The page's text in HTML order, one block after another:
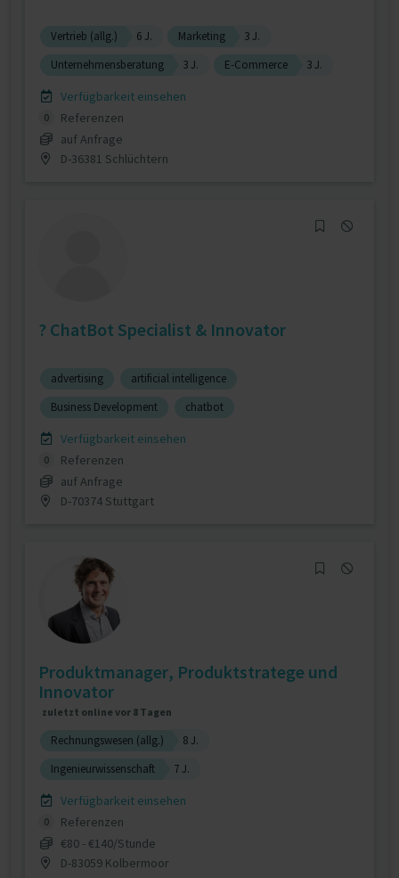
Vertrieb (allg.) 6 J. Marketing
3 J.
Unternehmensberatung
3 J. E-Commerce 3 J.
Verfügbarkeit einsehen
0
Referenzen
auf Anfrage
D-36381 Schlüchtern
? ChatBot Specialist & Innovator
advertising
artificial intelligence
Business Development
chatbot
Verfügbarkeit einsehen
0
Referenzen
auf Anfrage
D-70374 Stuttgart
Produktmanager, Produktstratege und
Innovator
zuletzt online vor 8 Tagen
Rechnungswesen (allg.)
8 J.
Ingenieurwissenschaft
7 J.
Verfügbarkeit einsehen
0
Referenzen
€80 - €140/Stunde
D-83059 Kolbermoor